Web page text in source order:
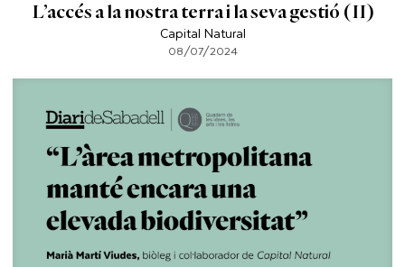
L’accés a la nostra terra i la seva gestió (II)
Capital Natural
08/07/2024